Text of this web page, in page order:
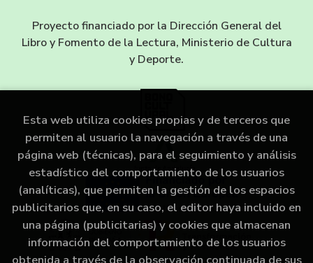
Proyecto financiado por la Dirección General del
Libro y Fomento de la Lectura, Ministerio de Cultura
y Deporte.
Esta web utiliza cookies propias y de terceros que
permiten al usuario la navegación a través de una
página web (técnicas), para el seguimiento y análisis
estadístico del comportamiento de los usuarios
(analíticas), que permiten la gestión de los espacios
publicitarios que, en su caso, el editor haya incluido en
una página (publicitarias) y cookies que almacenan
información del comportamiento de los usuarios